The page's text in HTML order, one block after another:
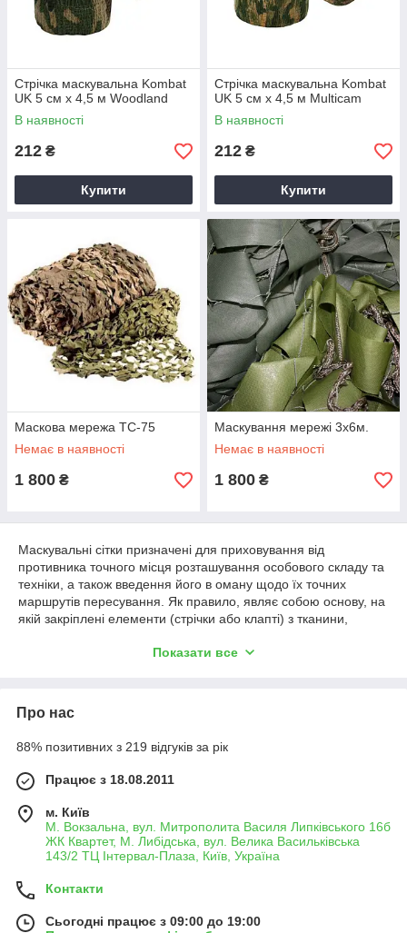
Стрічка маскувальна Kombat
UK 5 см х 4,5 м Woodland
В наявності
212 ₴
Купити
Стрічка маскувальна Kombat
UK 5 см х 4,5 м Multicam
В наявності
212 ₴
Купити
Маскова мережа ТС-75
Немає в наявності
1 800 ₴
Маскування мережі 3х6м.
Немає в наявності
1 800 ₴
Маскувальні сітки призначені для приховування від
противника точного місця розташування особового складу та
техніки, а також введення його в оману щодо їх точних
маршрутів пересування. Як правило, являє собою основу, на
якій закріплені елементи (стрічки або клапті) з тканини,
купити маскувальну сітку воліють і для цивільного
полюванні.
Для чого призначена маскувальна
сітка?
Починаючи з кінця XIX століття, в більшості армій світу
зрозуміли значення маскування під час ведення бойових дій.
Згодом це поняття було значно доопрацьовано, з'явилися
різні засоби для приховування як людей, так і техніки. Так
обману і камуфляжу. Вона стала використовуватися в самих
Показати все
Про нас
88% позитивних з 219 відгуків за рік
Працює з 18.08.2011
м. Київ
М. Вокзальна, вул. Митрополита Василя Липківського 16б
ЖК Квартет, М. Либідська, вул. Велика Васильківська
143/2 ТЦ Інтервал-Плаза, Київ, Україна
Контакти
Сьогодні працює з 09:00 до 19:00